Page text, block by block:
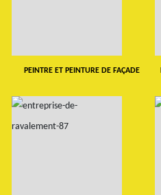
PEINTRE ET PEINTURE DE FAÇADE